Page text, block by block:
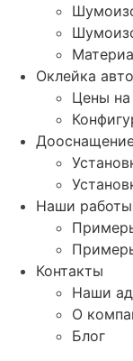
Оклейка
Цены на
Наши работы
Контакты
Наши
О
Блог